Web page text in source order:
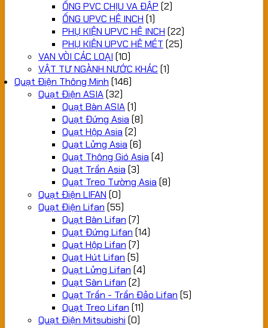
ỐNG PVC CHỊU VA ĐẬP (2)
ỐNG UPVC HỆ INCH (1)
PHỤ KIỆN UPVC HỆ INCH (22)
PHỤ KIỆN UPVC HỆ MÉT (25)
VAN VÒI CÁC LOẠI (10)
VẬT TƯ NGÀNH NƯỚC KHÁC (1)
Quạt Điện Thông Minh (146)
Quạt Điện ASIA(32)
Quạt Bàn ASIA(1)
Quạt Đứng Asia (8)
Quạt Hộp Asia (2)
Quạt Lửng Asia (6)
Quạt Thông Gió Asia (4)
Quạt Trần Asia (3)
Quạt Treo Tường Asia (8)
Quạt Điện LIFAN (0)
Quạt Điện Lifan (55)
Quạt Bàn Lifan (7)
Quạt Đứng Lifan (14)
Quạt Hộp Lifan (7)
Quạt Hút Lifan (5)
Quạt Lửng Lifan (4)
Quạt Sàn Lifan (2)
Quạt Trần - Trần Đảo Lifan (5)
Quạt Treo Lifan (11)
Quạt Điện Mitsubishi (0)